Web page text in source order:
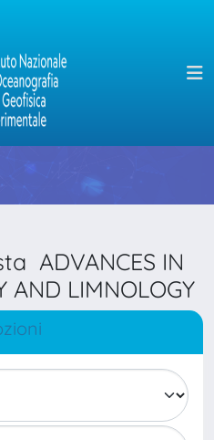
ADVANCES IN
AND LIMNOLOGY